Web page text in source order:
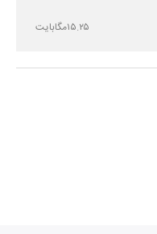
۱۵.۲۵مگابایت